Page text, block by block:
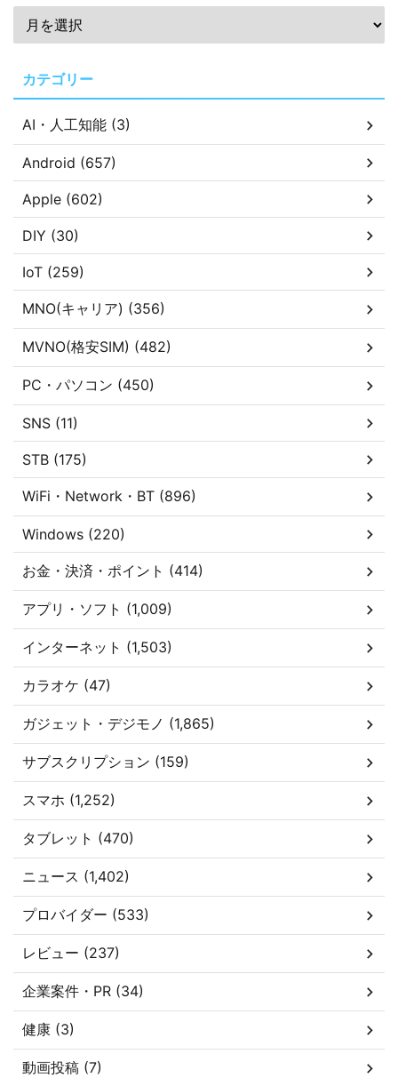
カテゴリー
AI・人工知能 (3)
Android (657)
Apple (602)
DIY (30)
IoT (259)
MNO(キャリア) (356)
MVNO(格安SIM) (482)
PC・パソコン (450)
SNS (11)
STB (175)
WiFi・Network・BT (896)
Windows (220)
お金・決済・ポイント (414)
アプリ・ソフト (1,009)
インターネット (1,503)
カラオケ (47)
ガジェット・デジモノ (1,865)
サブスクリプション (159)
スマホ (1,252)
タブレット (470)
ニュース (1,402)
プロバイダー (533)
レビュー (237)
企業案件・PR (34)
健康 (3)
動画投稿 (7)